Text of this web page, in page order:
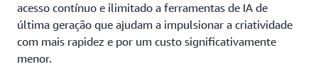
acesso contínuo e ilimitado a ferramentas de IA de
última geração que ajudam a impulsionar a criatividade
com mais rapidez e por um custo significativamente
menor.